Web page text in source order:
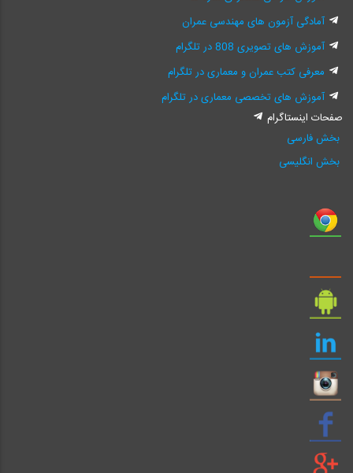
آمادگی آزمون های مهندسی عمران
آموزش های تصویری 808 در تلگرام
معرفی کتب عمران و معماری در تلگرام
آموزش های تخصصی معماری در تلگرام
صفحات اینستاگرام
بخش فارسی
بخش انگلیسی